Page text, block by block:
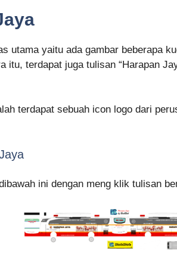
utama yaitu ada gambar beberapa
itu, terdapat juga tulisan “Harapan
terdapat sebuah icon logo dari
ini dengan meng klik tulisan